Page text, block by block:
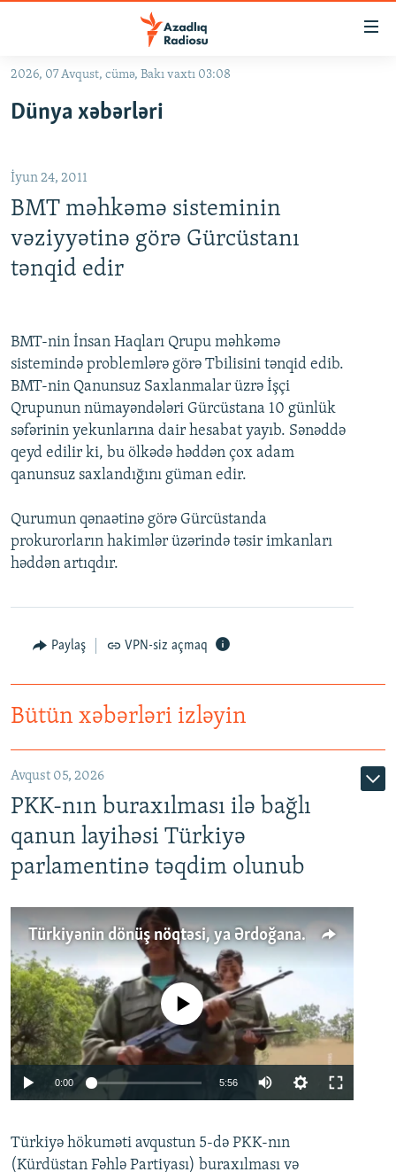
Əsas
qayıt
qayıt
Axtarışa
#İZAHLA
#ƏSLINDƏ
QANUNI DOĞRU
ARAŞDIRMA
VIDEO
FOTOQALEREYA
İNFOQRAFIKA
KARIKATURA
RADIO ARXIV
OXU ZALI
AZƏRBAYCAN ƏDƏBIYYATI KITABXANASI
İSLAM VƏ DEMOKRATIYA
İZ - MƏDƏNIYYƏT PROQRAMI
HAQQIMIZDA
MISSIYAMIZ
PEŞƏ ETIKASI VƏ JURNALISTIKA STANDARTLARIMIZ
MATERIALLARIMIZDAN ISTIFADƏ
BIZIMLƏ ƏLAQƏ
XƏBƏR BÜLLETENLƏRIMIZ
BIZI IZLƏ
RFE/RL-in bütün saytları
2026, 07 Avqust, cümə, Bakı vaxtı 03:08
Dünya xəbərləri
İyun 24, 2011
BMT məhkəmə sisteminin
vəziyyətinə görə Gürcüstanı
tənqid edir
BMT-nin İnsan Haqları Qrupu məhkəmə
sistemində problemlərə görə Tbilisini tənqid edib.
BMT-nin Qanunsuz Saxlanmalar üzrə İşçi
Qrupunun nümayəndələri Gürcüstana 10 günlük
səfərinin yekunlarına dair hesabat yayıb. Sənəddə
qeyd edilir ki, bu ölkədə həddən çox adam
qanunsuz saxlandığını güman edir.
Qurumun qənaətinə görə Gürcüstanda
prokurorların hakimlər üzərində təsir imkanları
həddən artıqdır.
Paylaş VPN-siz açmaq
Bütün xəbərləri izləyin
Avqust 05, 2026
PKK-nın buraxılması ilə bağlı
qanun layihəsi Türkiyə
parlamentinə təqdim olunub
Türkiyənin dönüş nöqtəsi, ya Ərdoğana üçüncü şans: PKK ilə qəfil barışıq nə deməkdir?
No media source currently available
0:00 5:56
360p
Türkiyə hökuməti avqustun 5-də PKK-nın
(Kürdüstan Fəhlə Partiyası) buraxılması və